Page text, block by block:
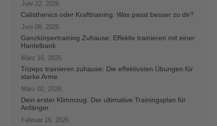
Juni 22, 2026
Calisthenics oder Krafttraining: Was passt besser zu dir?
Juni 08, 2026
Ganzkörpertraining Zuhause: Effektiv trainieren mit einer
Hantelbank
März 16, 2026
Trizeps trainieren zuhause: Die effektivsten Übungen für
starke Arme
März 02, 2026
Dein erster Klimmzug: Der ultimative Trainingsplan für
Anfänger
Februar 16, 2026